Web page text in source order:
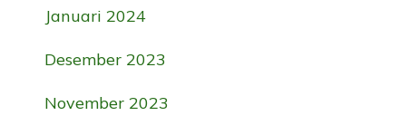
Januari 2024
Desember 2023
November 2023